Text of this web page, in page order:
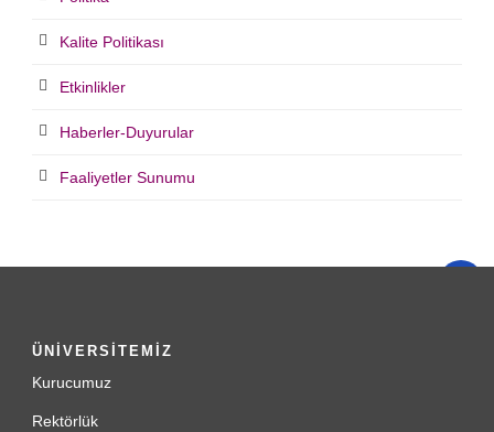
Kalite Politikası
Etkinlikler
Haberler-Duyurular
Faaliyetler Sunumu
ÜNİVERSİTEMİZ
Kurucumuz
Rektörlük